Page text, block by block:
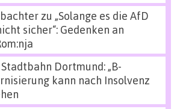
zu „Solange es die AfD
sicher“: Gedenken an
Stadtbahn Dortmund: „B-
kann nach Insolvenz